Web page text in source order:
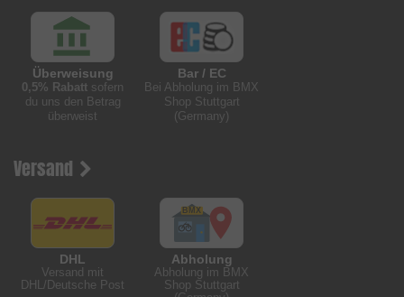
Überweisung
0,5% Rabatt sofern
du uns den Betrag
überweist
Bar / EC
Bei Abholung im BMX
Shop Stuttgart
(Germany)
Versand
DHL
Versand mit
DHL/Deutsche Post
Abholung
Abholung im BMX
Shop Stuttgart